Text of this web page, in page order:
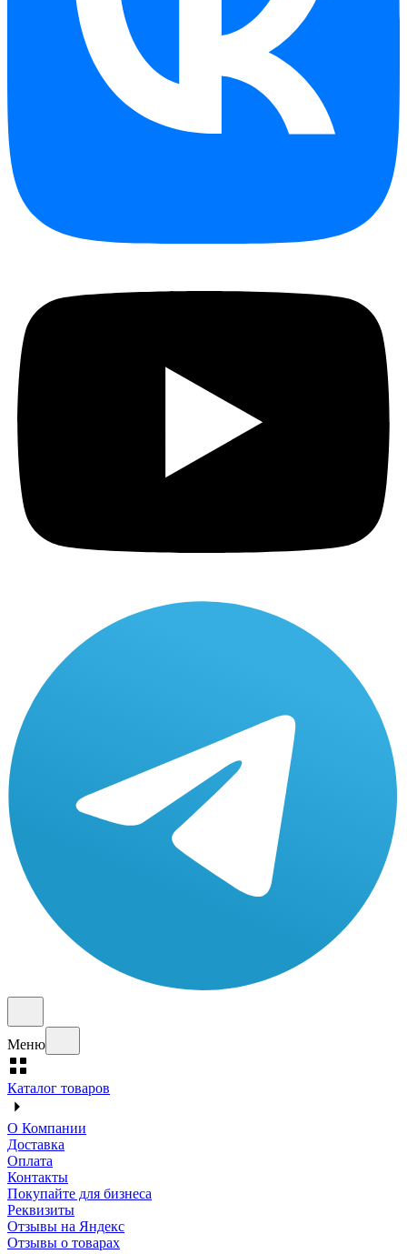
Меню
Каталог товаров
О Компании
Доставка
Оплата
Контакты
Покупайте для бизнеса
Реквизиты
Отзывы на Яндекс
Отзывы о товарах